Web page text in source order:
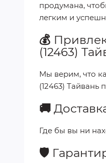
продумана,
легким и
💰
(12463)
Мы верим, что
(12463) Тайвань
🚚
Где бы вы ни
🛡️